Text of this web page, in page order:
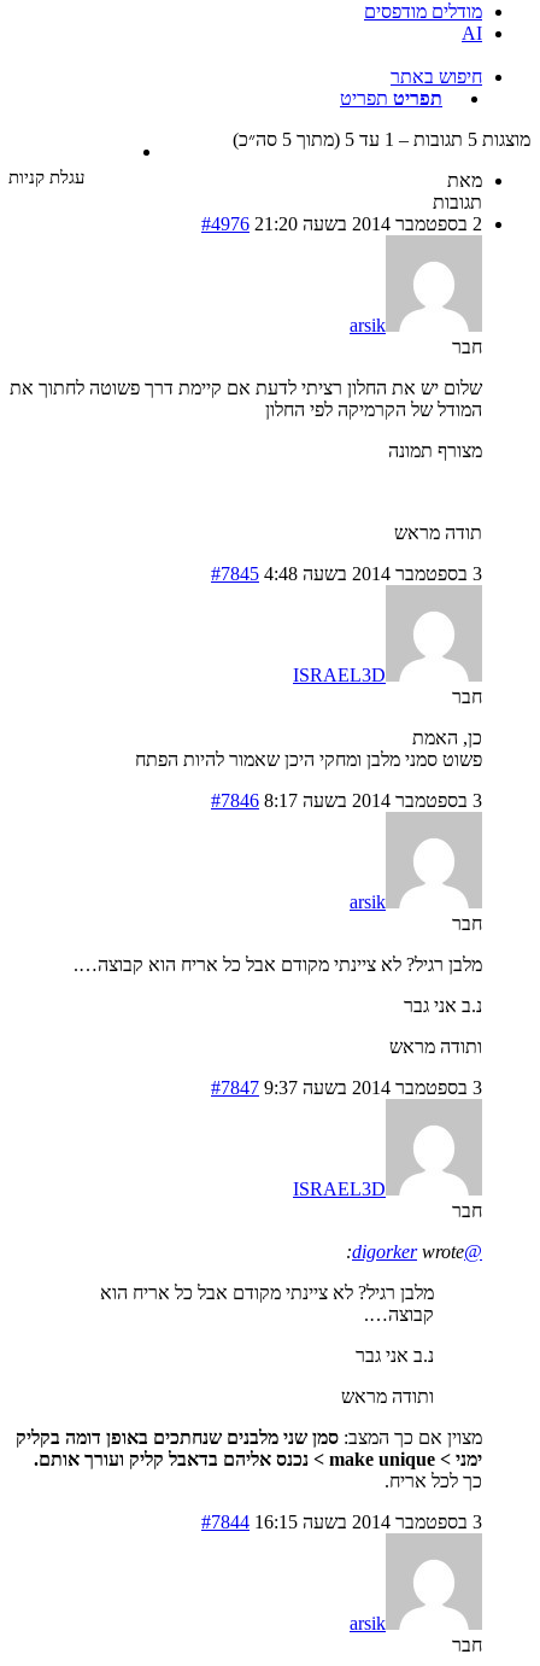
מודלים מודפסים
AI
חיפוש באתר
תפריט תפריט
עגלת קניות
5 (מתוך 5 סה״כ)
מאת
תגובות
#4976
arsik
שלום יש את החלון רציתי לדעת אם קיימת דרך פשוטה לחתוך את
המודל של הקרמיקה לפי החלון
מצורף תמונה
תודה מראש
#7845
ISRAEL3D
כן, האמת
פשוט סמני מלבן ומחקי היכן שאמור להיות הפתח
#7846
arsik
מלבן רגיל? לא ציינתי מקודם אבל כל אריח הוא קבוצה….
נ.ב אני גבר
ותודה מראש
#7847
ISRAEL3D
wrote:
מלבן רגיל? לא ציינתי מקודם אבל כל אריח הוא
קבוצה….
נ.ב אני גבר
ותודה מראש
מצוין אם כך המצב:סמן שני מלבנים שנחתכים באופן דומה בקליק
ימני > make unique > נכנס אליהם בדאבל קליק ועורך אותם.
כך לכל אריח.
#7844
arsik